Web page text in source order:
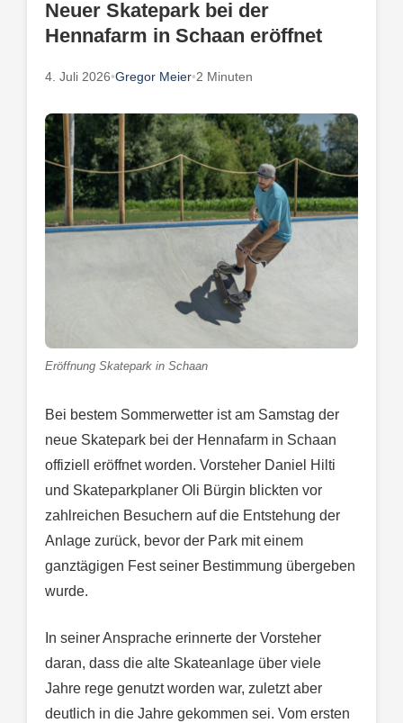
Neuer Skatepark bei der
Hennafarm in Schaan eröffnet
4. Juli 2026•Gregor Meier•2 Minuten
Eröffnung Skatepark in Schaan
Bei bestem Sommerwetter ist am Samstag der
neue Skatepark bei der Hennafarm in Schaan
offiziell eröffnet worden. Vorsteher Daniel Hilti
und Skateparkplaner Oli Bürgin blickten vor
zahlreichen Besuchern auf die Entstehung der
Anlage zurück, bevor der Park mit einem
ganztägigen Fest seiner Bestimmung übergeben
wurde.
In seiner Ansprache erinnerte der Vorsteher
daran, dass die alte Skateanlage über viele
Jahre rege genutzt worden war, zuletzt aber
deutlich in die Jahre gekommen sei. Vom ersten